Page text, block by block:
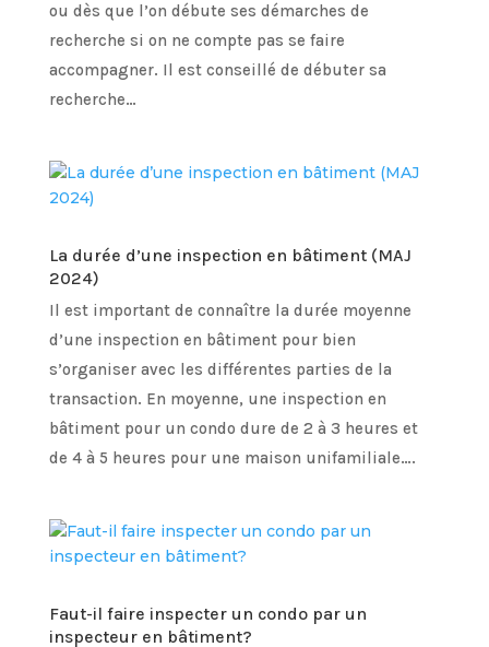
ou dès que l’on débute ses démarches de
recherche si on ne compte pas se faire
accompagner. Il est conseillé de débuter sa
recherche…
La durée d’une inspection en bâtiment (MAJ
2024)
Il est important de connaître la durée moyenne
d’une inspection en bâtiment pour bien
s’organiser avec les différentes parties de la
transaction. En moyenne, une inspection en
bâtiment pour un condo dure de 2 à 3 heures et
de 4 à 5 heures pour une maison unifamiliale….
Faut-il faire inspecter un condo par un
inspecteur en bâtiment?